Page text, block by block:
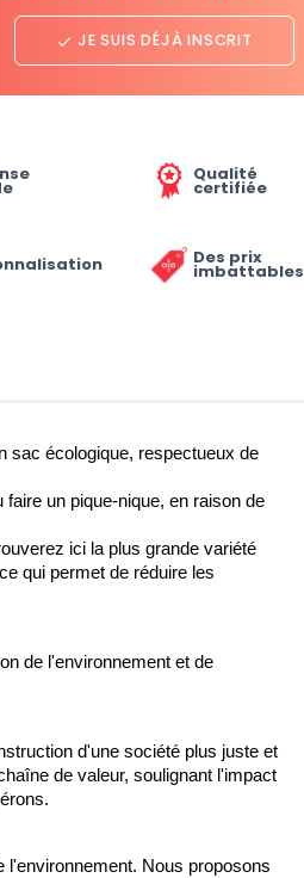
done JE SUIS DÉJÀ INSCRIT
Qualité
certifiée
Des prix
imbattables
sac écologique, respectueux de
un pique-nique, en raison de
ici la plus grande variété
qui permet de réduire les
de l'environnement et de
d'une société plus juste et
de valeur, soulignant l'impact
l'environnement. Nous proposons